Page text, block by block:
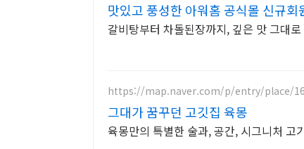
맛있고 풍성한 아워홈 공식몰 신규회
갈비탕부터 차돌된장까지, 깊은 맛 그대
https://map.naver.com/p/entry/place/
그대가 꿈꾸던 고깃집 육몽
육몽만의 특별한 술과, 공간, 시그니처 고